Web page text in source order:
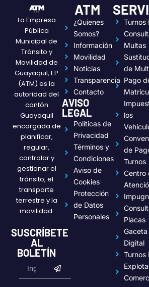
La Empresa
Pública
Municipal de
Tránsito y
Movilidad de
Guayaquil, EP
(ATM) es la
autoridad del
cantón
Guayaquil
encargada de
planificar,
regular,
controlar y
gestionar el
tránsito, el
transporte
terrestre y la
movilidad.
SUSCRÍBETE
AL
BOLETÍN
ATM
¿Quienes
Somos?
Información
Movilidad
Noticias
Transparencia
Contacto
AVISO
LEGAL
Políticas de
Privacidad
Términos y
Condiciones
Aviso de
Cookies
Protección
de Datos
Personales
Turnos
Multas
de
Pago
los
de
Turnos
Centro
Placas
Gaceta
Digital
Turnos